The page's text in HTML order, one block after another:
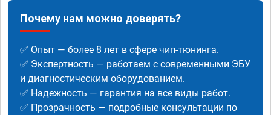
Почему нам можно доверять?
✅ Опыт — более 8 лет в сфере чип-тюнинга.
✅ Экспертность — работаем с современными ЭБУ
и диагностическим оборудованием.
✅ Надежность — гарантия на все виды работ.
✅ Прозрачность — подробные консультации по